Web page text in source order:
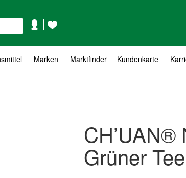
KontoWunschzettel
Marken Marktfinder Kundenkarte
CH’UAN®
Grüner